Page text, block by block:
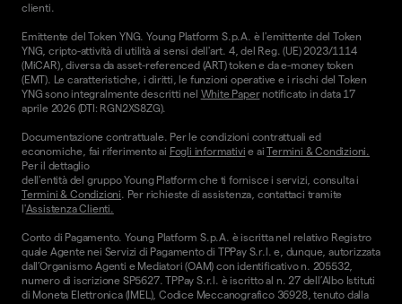
clienti.
Emittente del Token YNG. Young Platform S.p.A. è l'emittente del Token
YNG, cripto-attività di utilità ai sensi dell'art. 4, del Reg. (UE) 2023/1114
(MiCAR), diversa da asset-referenced (ART) token e da e-money token
(EMT). Le caratteristiche, i diritti, le funzioni operative e i rischi del Token
YNG sono integralmente descritti nel White Papernotificato in data 17
aprile 2026 (DTI: RGN2XS8ZG).
Documentazione contrattuale. Per le condizioni contrattuali ed
economiche, fai riferimento ai Fogli informativi e aiTermini & Condizioni.
Per il dettaglio
dell'entità del gruppo Young Platform che ti fornisce i servizi, consulta i
Termini & Condizioni . Per richieste di assistenza, contattaci tramite
l'Assistenza Clienti.
Conto di Pagamento. Young Platform S.p.A. è iscritta nel relativo Registro
quale Agente nei Servizi di Pagamento di TPPay S.r.l. e, dunque, autorizzata
dall’Organismo Agenti e Mediatori (OAM) con identificativo n. 205532,
numero di iscrizione SP5627. TPPay S.r.l. è iscritto al n. 27 dell’Albo Istituti
di Moneta Elettronica (IMEL), Codice Meccanografico 36928, tenuto dalla